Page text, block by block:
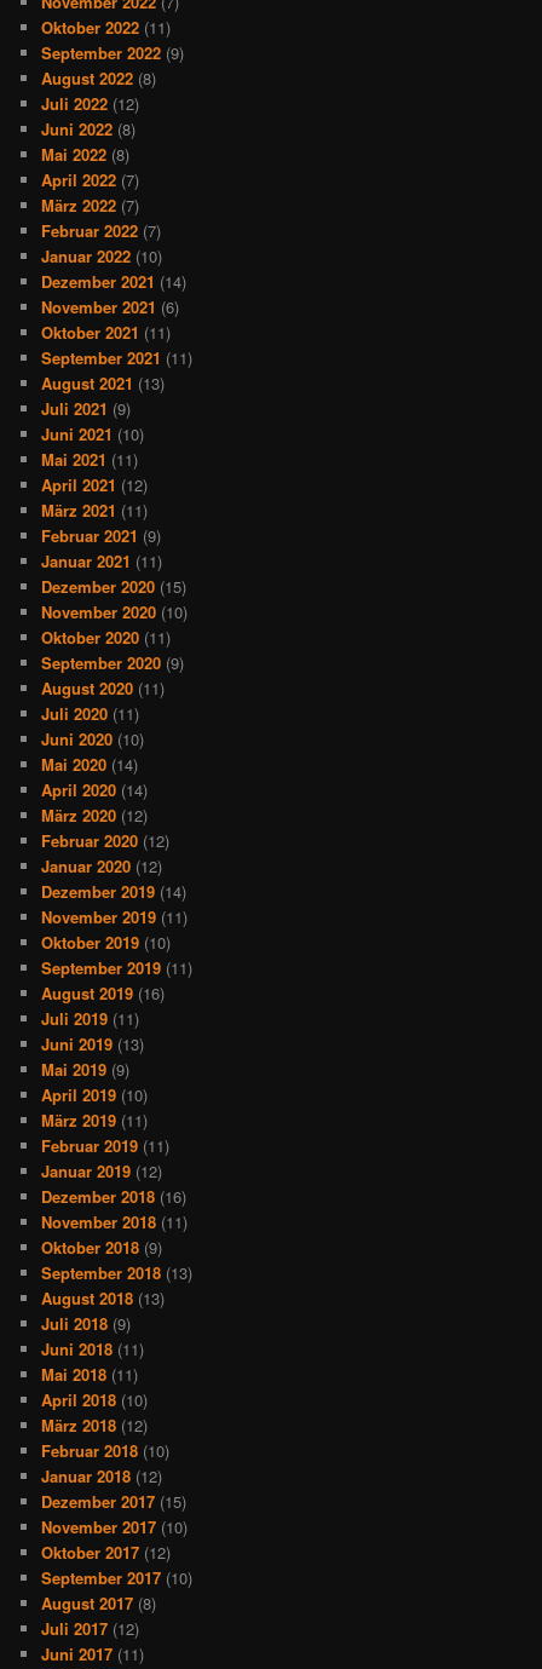
Oktober 2022 (11)
September 2022 (9)
August 2022 (8)
Juli 2022 (12)
Juni 2022 (8)
Mai 2022 (8)
April 2022 (7)
März 2022 (7)
Februar 2022 (7)
Januar 2022 (10)
Dezember 2021 (14)
November 2021 (6)
Oktober 2021 (11)
September 2021 (11)
August 2021 (13)
Juli 2021 (9)
Juni 2021 (10)
Mai 2021 (11)
April 2021 (12)
März 2021 (11)
Februar 2021 (9)
Januar 2021 (11)
Dezember 2020 (15)
November 2020 (10)
Oktober 2020 (11)
September 2020 (9)
August 2020 (11)
Juli 2020 (11)
Juni 2020 (10)
Mai 2020 (14)
April 2020 (14)
März 2020 (12)
Februar 2020 (12)
Januar 2020 (12)
Dezember 2019 (14)
November 2019 (11)
Oktober 2019 (10)
September 2019 (11)
August 2019 (16)
Juli 2019 (11)
Juni 2019 (13)
Mai 2019 (9)
April 2019 (10)
März 2019 (11)
Februar 2019 (11)
Januar 2019 (12)
Dezember 2018 (16)
November 2018 (11)
Oktober 2018 (9)
September 2018 (13)
August 2018 (13)
Juli 2018 (9)
Juni 2018 (11)
Mai 2018 (11)
April 2018 (10)
März 2018 (12)
Februar 2018 (10)
Januar 2018 (12)
Dezember 2017 (15)
November 2017 (10)
Oktober 2017 (12)
September 2017 (10)
August 2017 (8)
Juli 2017 (12)
Juni 2017 (11)